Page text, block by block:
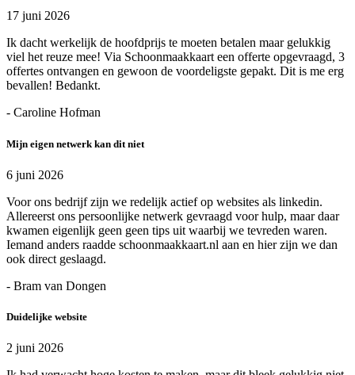
17 juni 2026
Ik dacht werkelijk de hoofdprijs te moeten betalen maar gelukkig
viel het reuze mee! Via Schoonmaakkaart een offerte opgevraagd, 3
offertes ontvangen en gewoon de voordeligste gepakt. Dit is me erg
bevallen! Bedankt.
- Caroline Hofman
Mijn eigen netwerk kan dit niet
6 juni 2026
Voor ons bedrijf zijn we redelijk actief op websites als linkedin.
Allereerst ons persoonlijke netwerk gevraagd voor hulp, maar daar
kwamen eigenlijk geen geen tips uit waarbij we tevreden waren.
Iemand anders raadde schoonmaakkaart.nl aan en hier zijn we dan
ook direct geslaagd.
- Bram van Dongen
Duidelijke website
2 juni 2026